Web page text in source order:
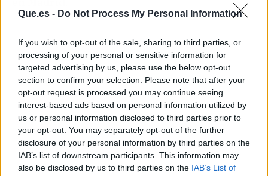
Que.es - Do Not Process My Personal Information
If you wish to opt-out of the sale, sharing to third parties, or
processing of your personal or sensitive information for
targeted advertising by us, please use the below opt-out
section to confirm your selection. Please note that after your
opt-out request is processed you may continue seeing
interest-based ads based on personal information utilized by
us or personal information disclosed to third parties prior to
your opt-out. You may separately opt-out of the further
disclosure of your personal information by third parties on the
IAB’s list of downstream participants. This information may
also be disclosed by us to third parties on the IAB’s List of